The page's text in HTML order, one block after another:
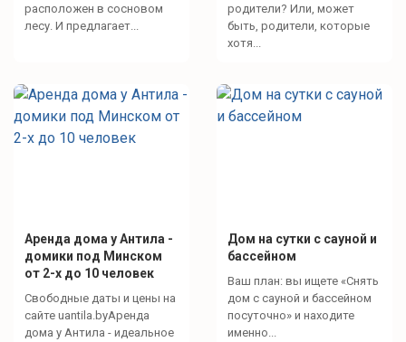
расположен в сосновом
лесу. И предлагает...
родители? Или, может
быть, родители, которые
хотя...
Аренда дома у Антила -
домики под Минском
от 2-х до 10 человек
Свободные даты и цены на
сайте uantila.byАренда
дома у Антила - идеальное
Дом на сутки с сауной и
бассейном
Ваш план: вы ищете «Снять
дом с сауной и бассейном
посуточно» и находите
именно...